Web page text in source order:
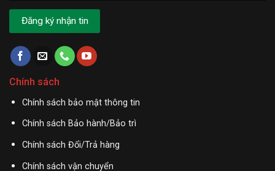
Chính sách
Chính sách bảo mật thông tin
Chính sách Bảo hành/Bảo trì
Chính sách Đổi/Trả hàng
Chính sách vận chuyển